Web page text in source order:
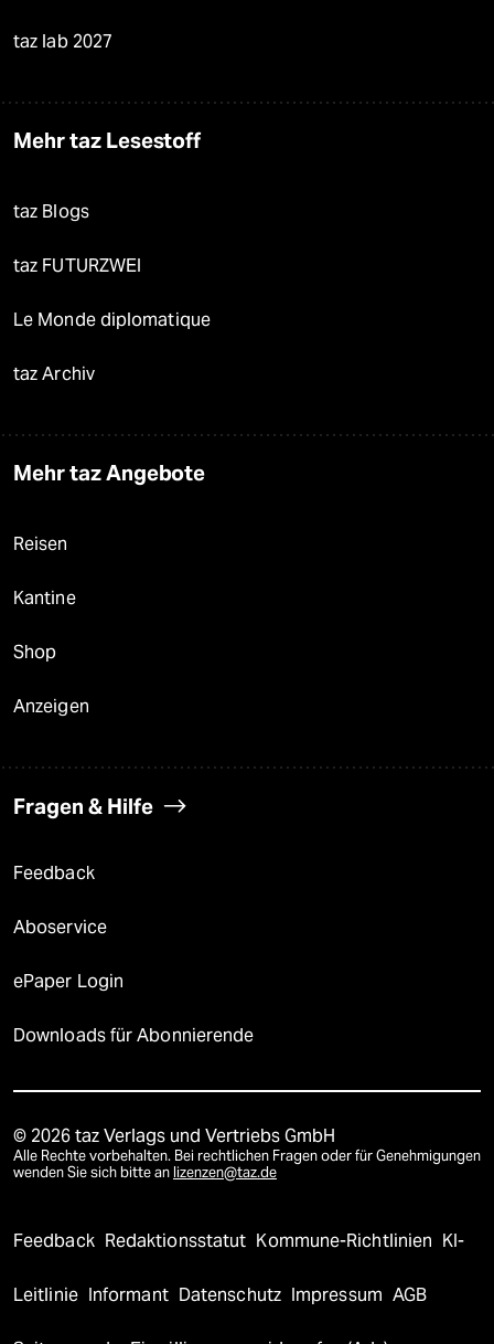
taz lab 2027
Mehr taz Lesestoff
taz Blogs
taz FUTURZWEI
Le Monde diplomatique
taz Archiv
Mehr taz Angebote
Reisen
Kantine
Shop
Anzeigen
Fragen & Hilfe
Feedback
Aboservice
ePaper Login
Downloads für Abonnierende
© 2026 taz Verlags und Vertriebs GmbH
Alle Rechte vorbehalten. Bei rechtlichen Fragen oder für Genehmigungen
wenden Sie sich bitte an lizenzen@taz.de
Feedback Redaktionsstatut Kommune-Richtlinien KI-
Leitlinie Informant Datenschutz Impressum AGB